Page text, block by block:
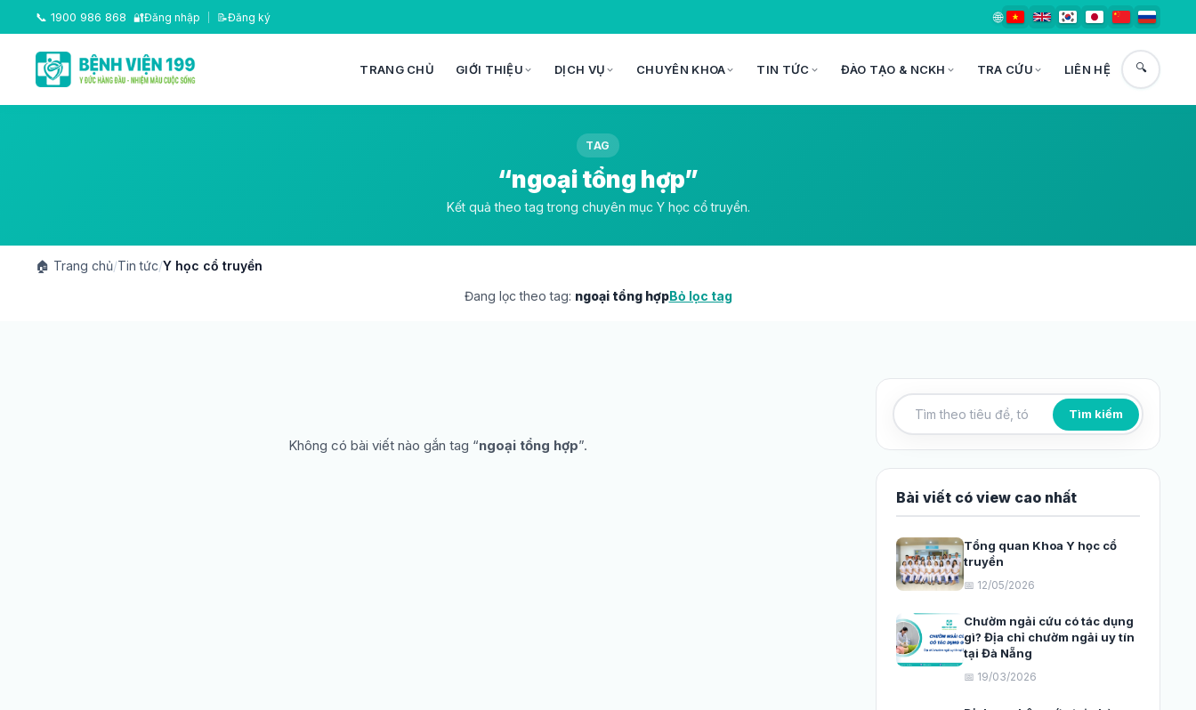
📞 1900 986 868 🔐Đăng nhập 📝Đăng ký 🌐
TRANG CHỦ GIỚI THIỆU DỊCH VỤ CHUYÊN KHOA TIN TỨC ĐÀO TẠO & NCKH TRA CỨU LIÊN HỆ 🔍
TAG
“ngoại tổng hợp”
Kết quả theo tag trong chuyên mục Y học cổ truyền.
🏠 Trang chủ/Tin tức/Y học cổ truyền
Đang lọc theo tag: ngoại tổng hợpBỏ lọc tag
Không có bài viết nào gắn tag “ngoại tổng hợp”.
Tìm kiếm bài viết
Tìm kiếm
Bài viết có view cao nhất
Tổng quan Khoa Y học cổ
truyền
📅 12/05/2026
Chườm ngải cứu có tác dụng
gì? Địa chỉ chườm ngải uy tín
tại Đà Nẵng
📅 19/03/2026